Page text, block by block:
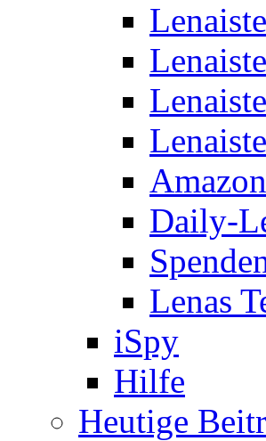
Daily-
Lenas
iSpy
Hilfe
Heutige